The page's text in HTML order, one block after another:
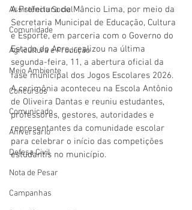
Assistência Social
Comunidade
Agricultura e Produção
Meio Ambiente
Concursos
Comunicado
Aniversário
Defesa Civil
Nota de Pesar
Campanhas
A Prefeitura de Mâncio Lima, por meio da
Secretaria Municipal de Educação, Cultura
e Esporte, em parceria com o Governo do
Estado do Acre, realizou na última
segunda-feira, 11, a abertura oficial da
fase municipal dos Jogos Escolares 2026.
A cerimônia aconteceu na Escola Antônio
de Oliveira Dantas e reuniu estudantes,
professores, gestores, autoridades e
representantes da comunidade escolar
para celebrar o início das competições
estudantis no município.